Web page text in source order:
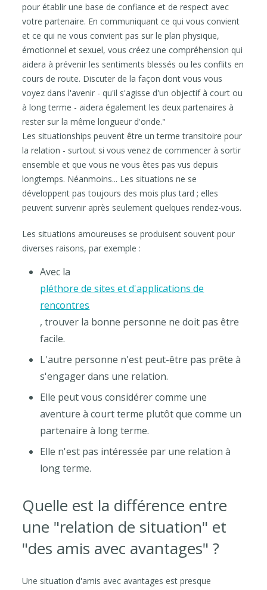
pour établir une base de confiance et de respect avec
votre partenaire. En communiquant ce qui vous convient
et ce qui ne vous convient pas sur le plan physique,
émotionnel et sexuel, vous créez une compréhension qui
aidera à prévenir les sentiments blessés ou les conflits en
cours de route. Discuter de la façon dont vous vous
voyez dans l'avenir - qu'il s'agisse d'un objectif à court ou
à long terme - aidera également les deux partenaires à
rester sur la même longueur d'onde."
Les situationships peuvent être un terme transitoire pour
la relation - surtout si vous venez de commencer à sortir
ensemble et que vous ne vous êtes pas vus depuis
longtemps. Néanmoins... Les situations ne se
développent pas toujours des mois plus tard ; elles
peuvent survenir après seulement quelques rendez-vous.
Les situations amoureuses se produisent souvent pour
diverses raisons, par exemple :
Avec la
pléthore de sites et d'applications de
rencontres
, trouver la bonne personne ne doit pas être
facile.
L'autre personne n'est peut-être pas prête à
s'engager dans une relation.
Elle peut vous considérer comme une
aventure à court terme plutôt que comme un
partenaire à long terme.
Elle n'est pas intéressée par une relation à
long terme.
Quelle est la différence entre
une "relation de situation" et
"des amis avec avantages" ?
Une situation d'amis avec avantages est presque